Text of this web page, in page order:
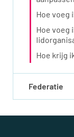
Hoe voeg
Hoe voeg
Hoe krijg
Federatie